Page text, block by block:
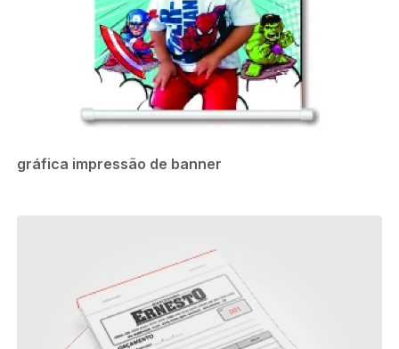
gráfica impressão de banner